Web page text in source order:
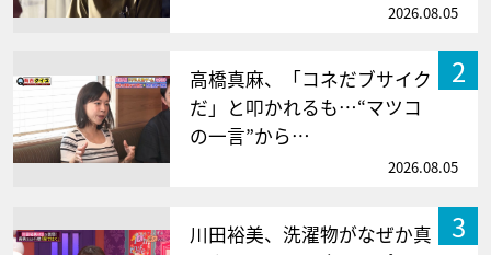
2026.08.05
2
高橋真麻、「コネだブサイク
だ」と叩かれるも…“マツコ
の一言”から…
2026.08.05
3
川田裕美、洗濯物がなぜか真